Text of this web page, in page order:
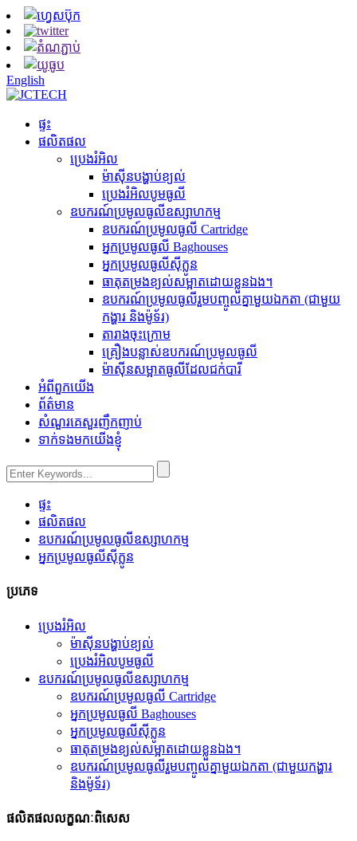
English
ផ្ទះ
ផលិតផល
ប្រេងរំអិល
ម៉ាស៊ីនបង្ហាប់ខ្យល់
ប្រេងរំអិលបូមធូលី
ឧបករណ៍ប្រមូលធូលីឧស្សាហកម្ម
ឧបករណ៍ប្រមូលធូលី Cartridge
អ្នកប្រមូលធូលី Baghouses
អ្នកប្រមូលធូលីស៊ីក្លូន
ធាតុតម្រងខ្យល់សម្អាតដោយខ្លួនឯង។
ឧបករណ៍ប្រមូលធូលីរួមបញ្ចូលគ្នាមួយឯកតា (ជាមួយ
កង្ហារ និងម៉ូទ័រ)
តារាងចុះក្រោម
គ្រឿងបន្លាស់ឧបករណ៍ប្រមូលធូលី
ម៉ាស៊ីនសម្អាតធូលីដែលជក់បារី
អំពីពួកយើង
ព័ត៌មាន
សំណួរគេសួរញឹកញាប់
ទាក់ទងមកយើងខ្ញុំ
ផ្ទះ
ផលិតផល
ឧបករណ៍ប្រមូលធូលីឧស្សាហកម្ម
អ្នកប្រមូលធូលីស៊ីក្លូន
ប្រភេទ
ប្រេងរំអិល
ម៉ាស៊ីនបង្ហាប់ខ្យល់
ប្រេងរំអិលបូមធូលី
ឧបករណ៍ប្រមូលធូលីឧស្សាហកម្ម
ឧបករណ៍ប្រមូលធូលី Cartridge
អ្នកប្រមូលធូលី Baghouses
អ្នកប្រមូលធូលីស៊ីក្លូន
ធាតុតម្រងខ្យល់សម្អាតដោយខ្លួនឯង។
ឧបករណ៍ប្រមូលធូលីរួមបញ្ចូលគ្នាមួយឯកតា (ជាមួយកង្ហារ
និងម៉ូទ័រ)
ផលិតផលលក្ខណៈពិសេស